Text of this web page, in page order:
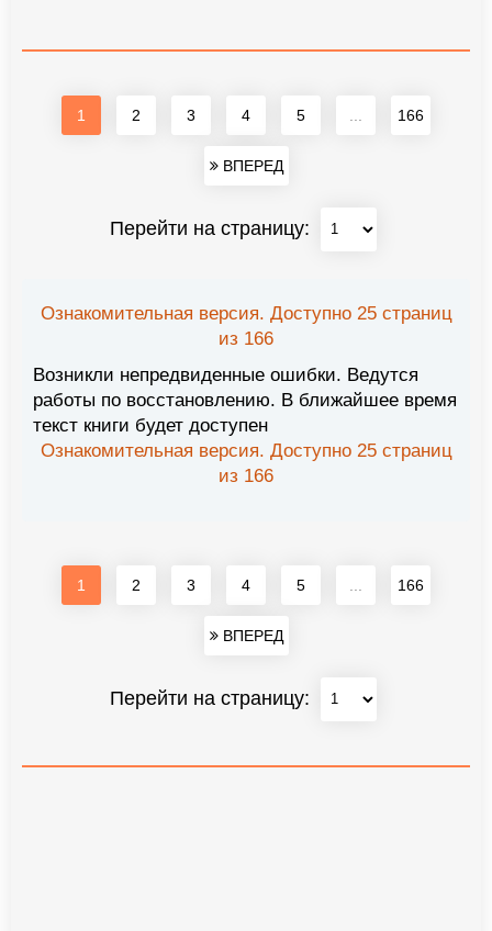
1 2 3 4 5 166
ВПЕРЕД
Перейти на страницу:
Ознакомительная версия. Доступно 25 страниц
из 166
Возникли непредвиденные ошибки. Ведутся
работы по восстановлению. В ближайшее время
текст книги будет доступен
Ознакомительная версия. Доступно 25 страниц
из 166
1 2 3 4 5 166
ВПЕРЕД
Перейти на страницу: